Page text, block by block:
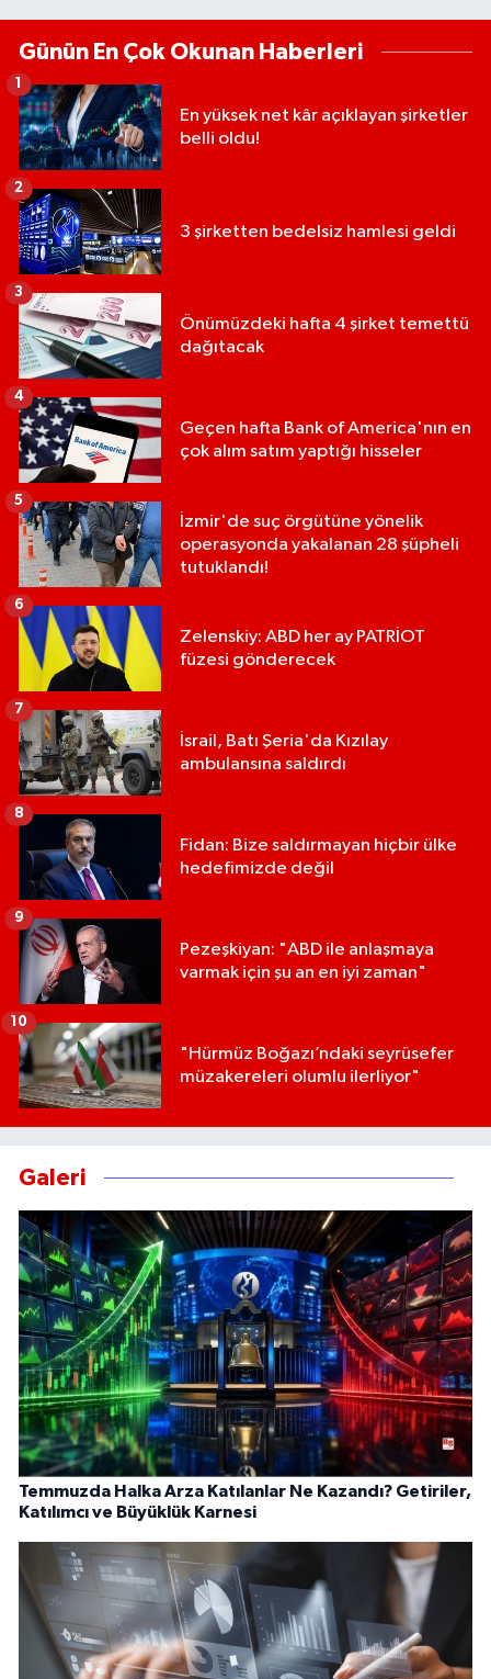
Günün En Çok Okunan Haberleri
En yüksek net kâr açıklayan şirketler
belli oldu!
3 şirketten bedelsiz hamlesi geldi
2
Önümüzdeki hafta 4 şirket temettü
dağıtacak
3
Geçen hafta Bank of America'nın en
çok alım satım yaptığı hisseler
4
İzmir'de suç örgütüne yönelik
operasyonda yakalanan 28 şüpheli
tutuklandı!
5
Zelenskiy: ABD her ay PATRİOT
füzesi gönderecek
6
İsrail, Batı Şeria'da Kızılay
ambulansına saldırdı
7
Fidan: Bize saldırmayan hiçbir ülke
hedefimizde değil
8
Pezeşkiyan: "ABD ile anlaşmaya
varmak için şu an en iyi zaman"
9
"Hürmüz Boğazı’ndaki seyrüsefer
müzakereleri olumlu ilerliyor"
10
Galeri
Temmuzda Halka Arza Katılanlar Ne Kazandı? Getiriler,
Katılımcı ve Büyüklük Karnesi